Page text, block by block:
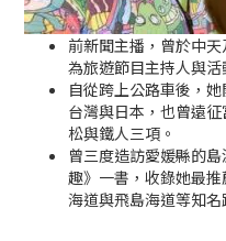
前新聞主播，曾於中
為旅遊節目主持人與活
自從跨上公路車後，
台灣與日本，也曾遠
松與鐵人三項。
曾三度造訪愛媛縣的
趣》一書，收錄她最
海道與飛島海道等知名